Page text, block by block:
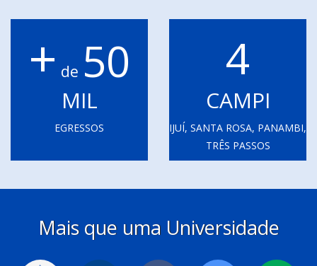
+ de 50
MIL
EGRESSOS
4
CAMPI
IJUÍ, SANTA ROSA, PANAMBI,
TRÊS PASSOS
Mais que uma Universidade